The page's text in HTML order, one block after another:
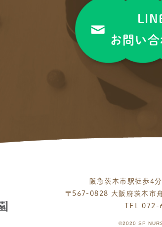
お問い合
阪急茨木市駅徒歩4
〒567-0828 大阪府茨木市舟
TEL 072-
©2020 SP